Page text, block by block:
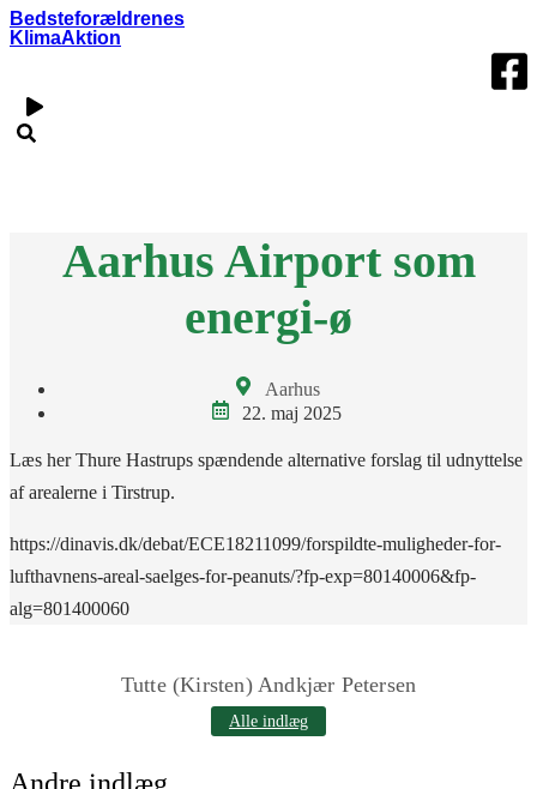
Bedsteforældrenes
KlimaAktion​
Aarhus Airport som
energi-ø
Aarhus
22. maj 2025
Læs her Thure Hastrups spændende alternative forslag til udnyttelse
af arealerne i Tirstrup.
https://dinavis.dk/debat/ECE18211099/forspildte-muligheder-for-
lufthavnens-areal-saelges-for-peanuts/?fp-exp=80140006&fp-
alg=801400060
Tutte (Kirsten) Andkjær Petersen
Alle indlæg